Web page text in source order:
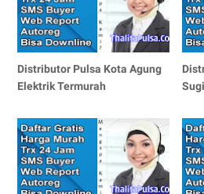
Distributor Pulsa Kota Agung
Elektrik Termurah